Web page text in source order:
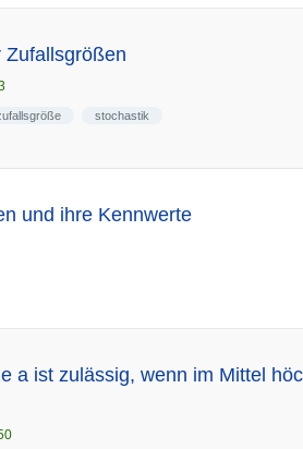
Zufallsgrößen
stochastik
und ihre Kennwerte
a ist zulässig, wenn im Mittel